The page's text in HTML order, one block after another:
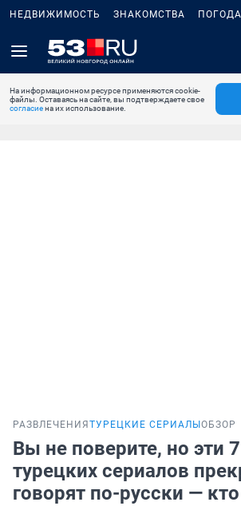
НЕДВИЖИМОСТЬ ЗНАКОМСТВА ПОГОДА
На информационном ресурсе применяются cookie-
файлы. Оставаясь на сайте, вы подтверждаете свое
согласиена их использование.
РАЗВЛЕЧЕНИЯ ТУРЕЦКИЕ СЕРИАЛЫ ОБЗОР
Вы не поверите, но эти
турецких сериалов
говорят по-русски —